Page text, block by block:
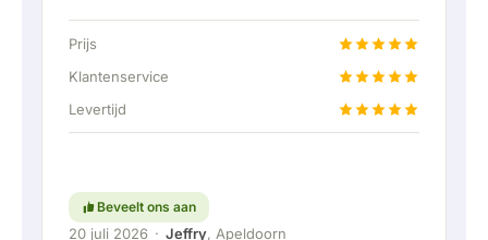
afspraak van levering werd er zelfs een gratis
een vaste aansluiting aangeboden om de thuis
accu doormiddel van een vaste verbinding aan
Kortom; een erg fijn bedrijf waar service en
Prijs
Klantenservice
Levertijd
Beveelt ons aan
20 juli 2026 · Jeffry, Apeldoorn